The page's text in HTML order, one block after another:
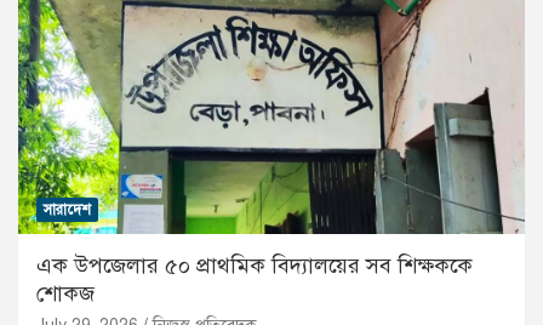
সারাদেশ
এক উপজেলার ৫০ প্রাথমিক বিদ্যালয়ের সব শিক্ষককে
শোকজ